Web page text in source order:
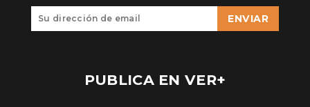
ENVIAR
PUBLICA EN VER+